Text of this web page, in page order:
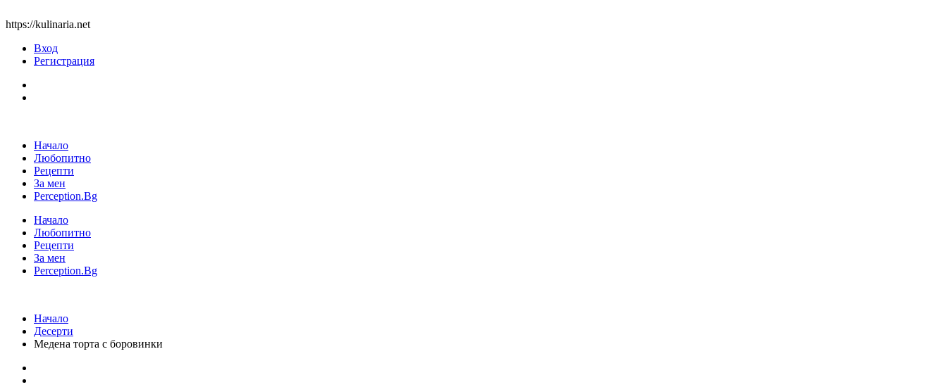
https://kulinaria.net
Вход
Регистрация
Начало
Любопитно
Рецепти
За мен
Perception.Bg
Начало
Любопитно
Рецепти
За мен
Perception.Bg
Начало
Десерти
Медена торта с боровинки